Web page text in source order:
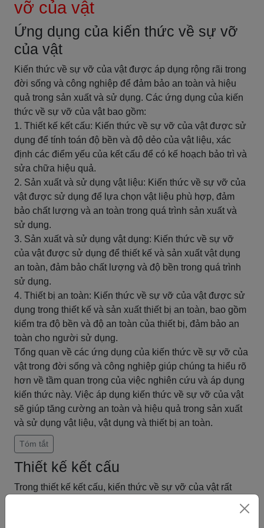
vỡ của vật
Ứng dụng của kiến thức về sự vỡ
của vật
Kiến thức về sự vỡ của vật được áp dụng rộng rãi trong
đời sống và công nghiệp để đảm bảo an toàn và hiệu
quả trong sản xuất và sử dụng. Các ứng dụng của kiến
thức về sự vỡ của vật bao gồm:
1. Thiết kế kết cấu: Kiến thức về sự vỡ của vật được sử
dụng để tính toán độ bền và độ dẻo của vật liệu, xác
định các điểm yếu của kết cấu để có kế hoạch bảo trì và
sửa chữa hiệu quả.
2. Sản xuất và sử dụng vật liệu: Kiến thức về sự vỡ của
vật được sử dụng để lựa chọn vật liệu phù hợp, đảm
bảo chất lượng và an toàn trong quá trình sản xuất và
sử dụng.
3. Sản xuất và sử dụng vật dụng: Kiến thức về sự vỡ
của vật được sử dụng để thiết kế và sản xuất vật dụng
an toàn, đảm bảo chất lượng và độ bền trong quá trình
sử dụng.
4. Thiết bị an toàn: Kiến thức về sự vỡ của vật được sử
dụng trong thiết kế và sản xuất thiết bị an toàn, bao gồm
kiểm tra độ bền và độ an toàn của thiết bị, đảm bảo an
toàn cho người sử dụng.
Tổng quan về các ứng dụng của kiến thức về sự vỡ của
vật trong đời sống và công nghiệp giúp chúng ta hiểu rõ
hơn về tầm quan trọng của việc nghiên cứu và áp dụng
kiến thức này. Việc áp dụng kiến thức về sự vỡ của vật
sẽ giúp tăng cường an toàn và hiệu quả trong sản xuất
và sử dụng vật liệu, vật dụng và thiết bị an toàn.
Tóm tắt
Thiết kế kết cấu
Trong thiết kế kết cấu, kiến thức về sự vỡ của vật rất
cấu. Để áp dụng kiến thức này, cần tính toán độ bền và